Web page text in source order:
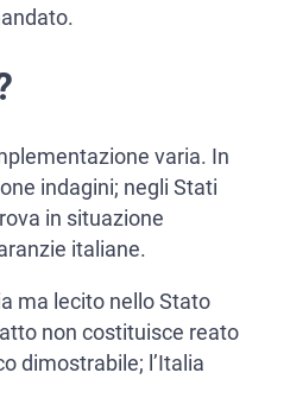
varia. In
indagini; negli Stati
in situazione
italiane.
ma lecito nello Stato
non costituisce reato
dimostrabile; l’Italia